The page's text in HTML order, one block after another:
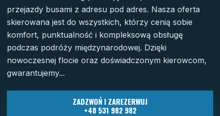
przejazdy busami z adresu pod adres. Nasza oferta
skierowana jest do wszystkich, którzy cenią sobie
komfort, punktualność i kompleksową obsługę
podczas podróży międzynarodowej. Dzięki
nowoczesnej flocie oraz doświadczonym kierowcom,
gwarantujemy...
ZADZWOŃ I ZAREZERWUJ
+48 531 982 982